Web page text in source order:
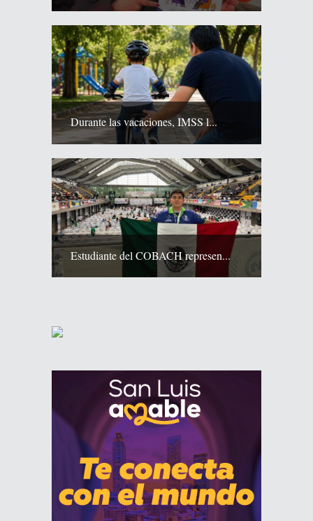
Durante las vacaciones, IMSS l...
Estudiante del COBACH represen...